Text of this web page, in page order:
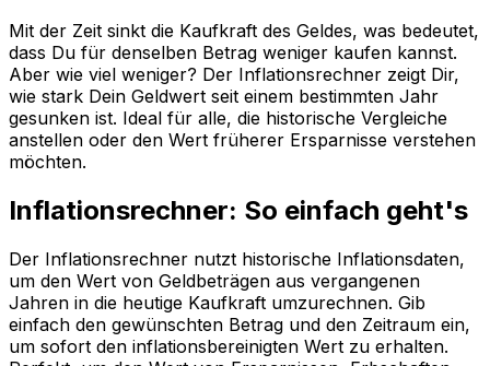
Mit der Zeit sinkt die Kaufkraft des Geldes, was bedeutet,
dass Du für denselben Betrag weniger kaufen kannst.
Aber wie viel weniger? Der Inflationsrechner zeigt Dir,
wie stark Dein Geldwert seit einem bestimmten Jahr
gesunken ist. Ideal für alle, die historische Vergleiche
anstellen oder den Wert früherer Ersparnisse verstehen
möchten.
Inflationsrechner: So einfach geht's
Der Inflationsrechner nutzt historische Inflationsdaten,
um den Wert von Geldbeträgen aus vergangenen
Jahren in die heutige Kaufkraft umzurechnen. Gib
einfach den gewünschten Betrag und den Zeitraum ein,
um sofort den inflationsbereinigten Wert zu erhalten.